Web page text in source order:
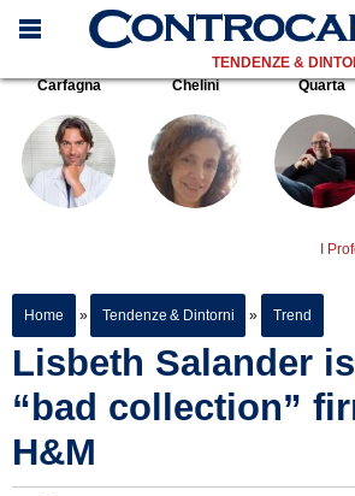
TENDENZE &
Carfagna
Chelini Quarta
I
Home » Tendenze & Dintorni » Trend
Lisbeth Salander
“bad collection”
H&M